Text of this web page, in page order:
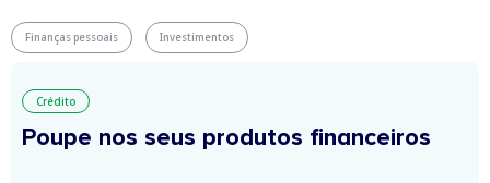
Finanças pessoais Investimentos
Crédito
Poupe nos seus produtos financeiros